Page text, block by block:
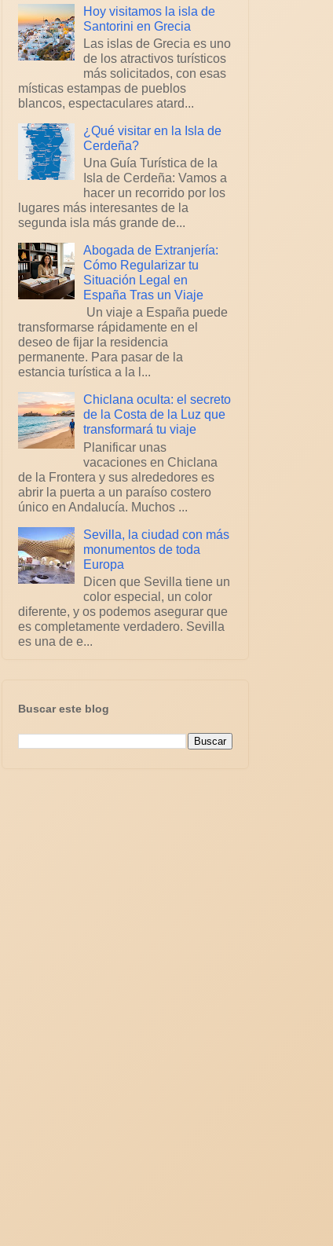
Hoy visitamos la isla de
Santorini en Grecia
Las islas de Grecia es uno
de los atractivos turísticos
más solicitados, con esas
místicas estampas de pueblos
blancos, espectaculares atard...
¿Qué visitar en la Isla de
Cerdeña?
Una Guía Turística de la
Isla de Cerdeña: Vamos a
hacer un recorrido por los
lugares más interesantes de la
segunda isla más grande de...
Abogada de Extranjería:
Cómo Regularizar tu
Situación Legal en
España Tras un Viaje
Un viaje a España puede
transformarse rápidamente en el
deseo de fijar la residencia
permanente. Para pasar de la
estancia turística a la l...
Chiclana oculta: el secreto
de la Costa de la Luz que
transformará tu viaje
Planificar unas
vacaciones en Chiclana
de la Frontera y sus alrededores es
abrir la puerta a un paraíso costero
único en Andalucía. Muchos ...
Sevilla, la ciudad con más
monumentos de toda
Europa
Dicen que Sevilla tiene un
color especial, un color
diferente, y os podemos asegurar que
es completamente verdadero. Sevilla
es una de e...
Buscar este blog